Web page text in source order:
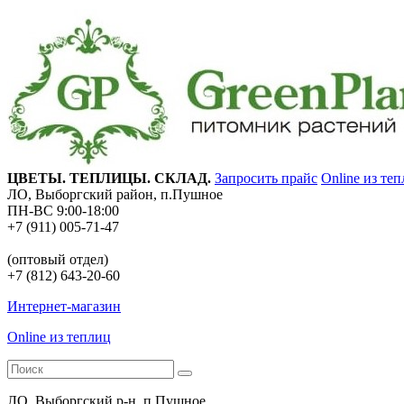
ЦВЕТЫ. ТЕПЛИЦЫ. СКЛАД. Запросить прайс Online из
ЛО, Выборгский район, п.Пушное
ПН-ВС 9:00-18:00
+7 (911) 005-71-47
(оптовый отдел)
+7 (812) 643-20-60
Интернет-магазин
Online из теплиц
ЛО, Выборгский р-н, п.Пушное